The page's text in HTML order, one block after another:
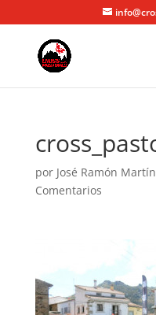
por José Ramón
Comentarios